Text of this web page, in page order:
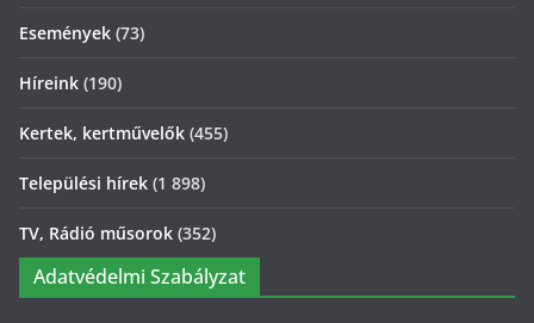
Események (73)
Híreink (190)
Kertek, kertművelők (455)
Települési hírek (1 898)
TV, Rádió műsorok (352)
Adatvédelmi Szabályzat